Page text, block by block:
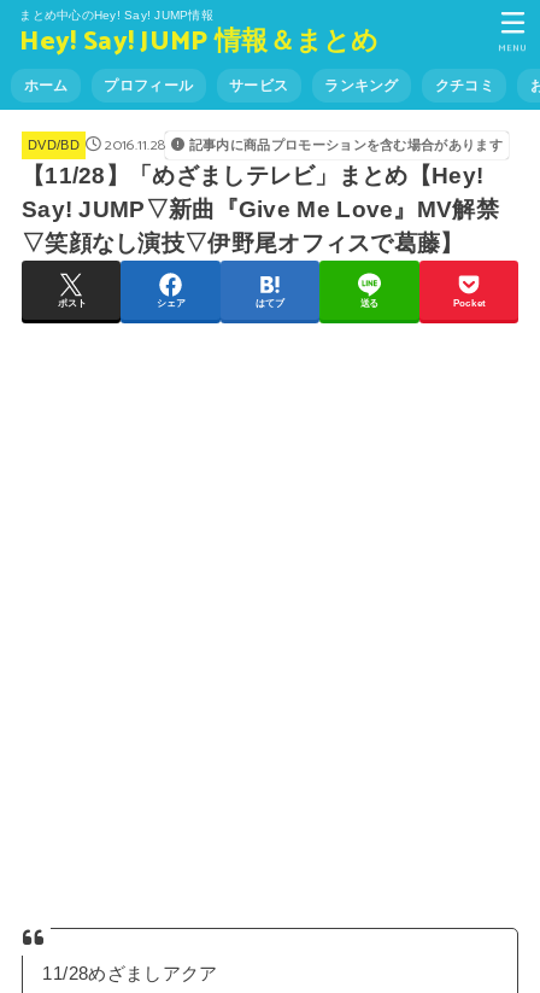
まとめ中心のHey! Say! JUMP情報
Hey! Say! JUMP 情報＆まとめ
ホーム プロフィール サービス ランキング クチコミ
MENU
DVD/BD 2016.11.28 記事内に商品プロモーションを含む場合があります
【11/28】「めざましテレビ」まとめ【Hey!
Say! JUMP▽新曲『Give Me Love』MV解禁
▽笑顔なし演技▽伊野尾オフィスで葛藤】
ポスト シェア はてブ 送る Pocket
11/28めざましアクア